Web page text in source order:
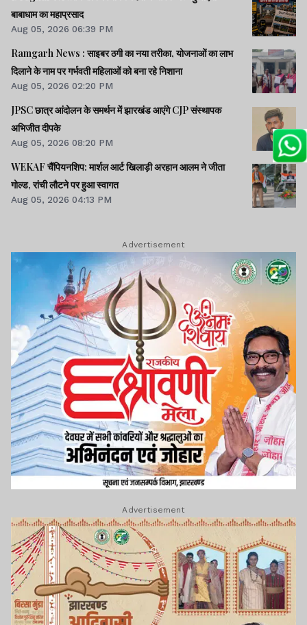
बाबाधाम का महाप्रसाद
Aug 05, 2026 06:39 PM
Ramgarh News : साइबर ठगी का नया तरीका, योजनाओं का लाभ
दिलाने के नाम पर गर्भवती महिलाओं को बना रहे निशाना
Aug 05, 2026 02:20 PM
JPSC छात्र आंदोलन के समर्थन में झारखंड आएंगे CJP संस्थापक
अभिजीत दीपके
Aug 05, 2026 08:20 PM
WEKAF चैंपियनशिप: मार्शल आर्ट खिलाड़ी अरहान आलम ने जीता
गोल्ड, रांची लौटने पर हुआ स्वागत
Aug 05, 2026 04:13 PM
Advertisement
Advertisement